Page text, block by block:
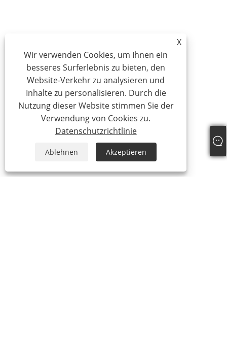
X
Wir verwenden Cookies, um Ihnen ein
besseres Surferlebnis zu bieten, den
Website-Verkehr zu analysieren und
Inhalte zu personalisieren. Durch die
Nutzung dieser Website stimmen Sie der
Verwendung von Cookies zu.
Datenschutzrichtlinie
Ablehnen Akzeptieren